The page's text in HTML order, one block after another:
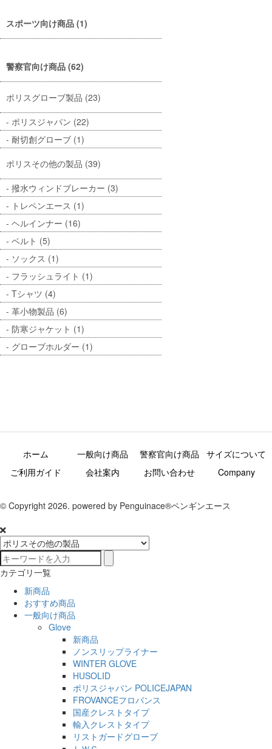
スポーツ向け商品 (1)
警察官向け商品 (62)
ポリスグローブ製品 (23)
ポリスジャパン (22)
耐切創グローブ (1)
ポリスその他の製品 (39)
撥水ウィンドブレーカー (3)
トレペンエース (1)
ヘルインナー (16)
ベルト (5)
ソックス (1)
フラッシュライト (1)
Tシャツ (4)
革小物製品 (6)
防寒ジャケット (1)
グローブホルダー (1)
ホーム 一般向け商品 警察官向け商品
サイズについて
ご利用ガイド
会社案内 お問い合わせ Company
© Copyright 2026. powered by Penguinace®ペンギンエース
カテゴリ一覧
新商品
おすすめ商品
一般向け商品
Glove
新商品
ノンスリップライナー
WINTER GLOVE
HUSOLID
ポリスジャパン POLICEJAPAN
FROVANCEフロバンス
国産クレストタイプ
輸入クレストタイプ
リストガードグローブ